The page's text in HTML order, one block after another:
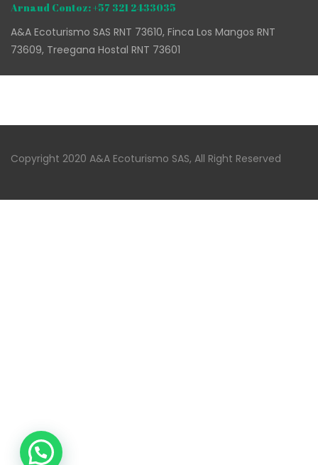
Arnaud Contoz: +57 321 2433035
A&A Ecoturismo SAS RNT 73610, Finca Los Mangos RNT
73609, Treegana Hostal RNT 73601
Copyright 2020 A&A Ecoturismo SAS, All Right Reserved